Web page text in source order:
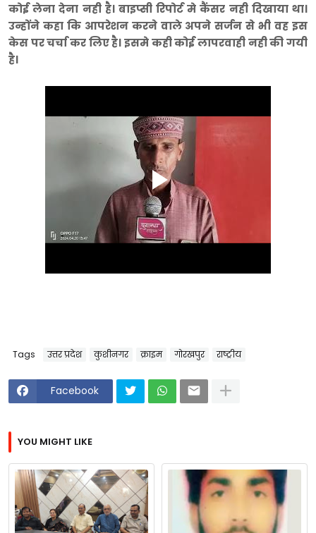
कोई लेना देना नही है। बाइप्सी रिपोर्ट मे कैंसर नही दिखाया था।
उन्होंने कहा कि आपरेशन करने वाले अपने सर्जन से भी वह इस
केस पर चर्चा कर लिए है। इसमे कही कोई लापरवाही नही की गयी
है।
Tags उत्तर प्रदेश कुशीनगर क्राइम गोरखपुर राष्ट्रीय
Facebook
YOU MIGHT LIKE